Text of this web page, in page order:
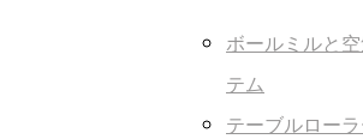
ボールミルと
テム
テーブルロー